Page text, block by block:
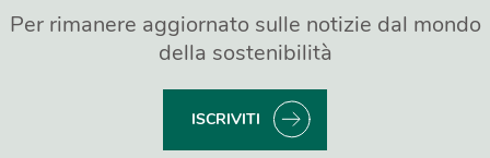
Per rimanere aggiornato sulle notizie dal mondo
della sostenibilità
ISCRIVITI